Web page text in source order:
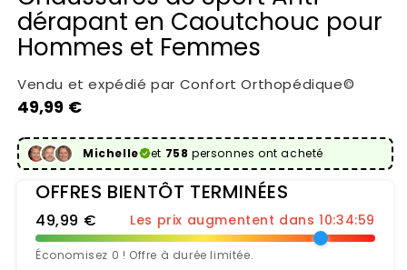
dérapant en Caoutchouc pour
Hommes et Femmes
Vendu et expédié par Confort Orthopédique©
Prix habituel
49,99 €
Michelle et 758 personnes ont acheté
OFFRES BIENTÔT TERMINÉES
49,99 € Les prix augmentent dans 10:34:58
Économisez 0 ! Offre à durée limitée.